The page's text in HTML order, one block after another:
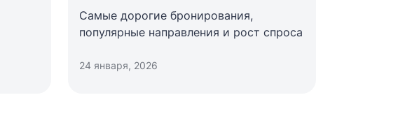
Самые дорогие бронирования,
популярные направления и рост спроса
24 января, 2026